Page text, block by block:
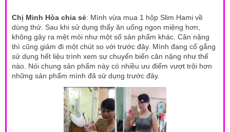
Chị Minh Hòa chia sẻ: Mình vừa mua 1 hộp Slim Hami về
dùng thử. Sau khi sử dụng thấy ăn uống ngon miệng hơn,
không gây ra mệt mỏi như một số sản phẩm khác. Cân nặng
thì cũng giảm đi một chút so với trước đây. Mình đang cố gắng
sử dụng hết liệu trình xem sự chuyển biến cân nặng như thế
nào. Nói chung sản phẩm này có nhiều ưu điểm vượt trội hơn
những sản phẩm mình đã sử dụng trước đây.